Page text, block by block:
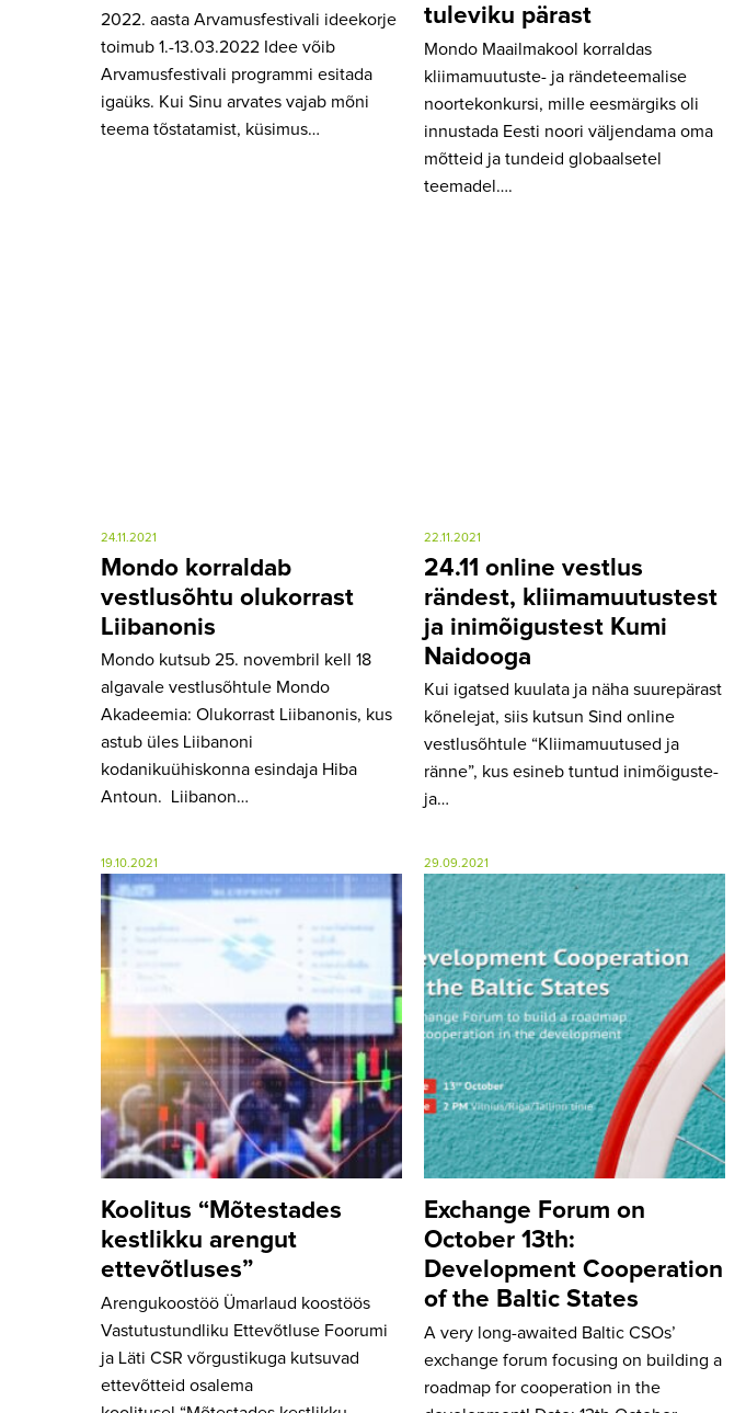
2022. aasta Arvamusfestivali ideekorje
toimub 1.-13.03.2022 Idee võib
Arvamusfestivali programmi esitada
igaüks. Kui Sinu arvates vajab mõni
teema tõstatamist, küsimus…
tuleviku pärast
Mondo Maailmakool korraldas
kliimamuutuste- ja rändeteemalise
noortekonkursi, mille eesmärgiks oli
innustada Eesti noori väljendama oma
mõtteid ja tundeid globaalsetel
teemadel….
24.11.2021
Mondo korraldab
vestlusõhtu olukorrast
Liibanonis
Mondo kutsub 25. novembril kell 18
algavale vestlusõhtule Mondo
Akadeemia: Olukorrast Liibanonis, kus
astub üles Liibanoni
kodanikuühiskonna esindaja Hiba
Antoun. Liibanon…
22.11.2021
24.11 online vestlus
rändest, kliimamuutustest
ja inimõigustest Kumi
Naidooga
Kui igatsed kuulata ja näha suurepärast
kõnelejat, siis kutsun Sind online
vestlusõhtule “Kliimamuutused ja
ränne”, kus esineb tuntud inimõiguste-
ja…
19.10.2021
Koolitus “Mõtestades
kestlikku arengut
ettevõtluses”
Arengukoostöö Ümarlaud koostöös
Vastutustundliku Ettevõtluse Foorumi
ja Läti CSR võrgustikuga kutsuvad
ettevõtteid osalema
29.09.2021
Exchange Forum on
October 13th:
Development Cooperation
of the Baltic States
A very long-awaited Baltic CSOs’
exchange forum focusing on building a
roadmap for cooperation in the